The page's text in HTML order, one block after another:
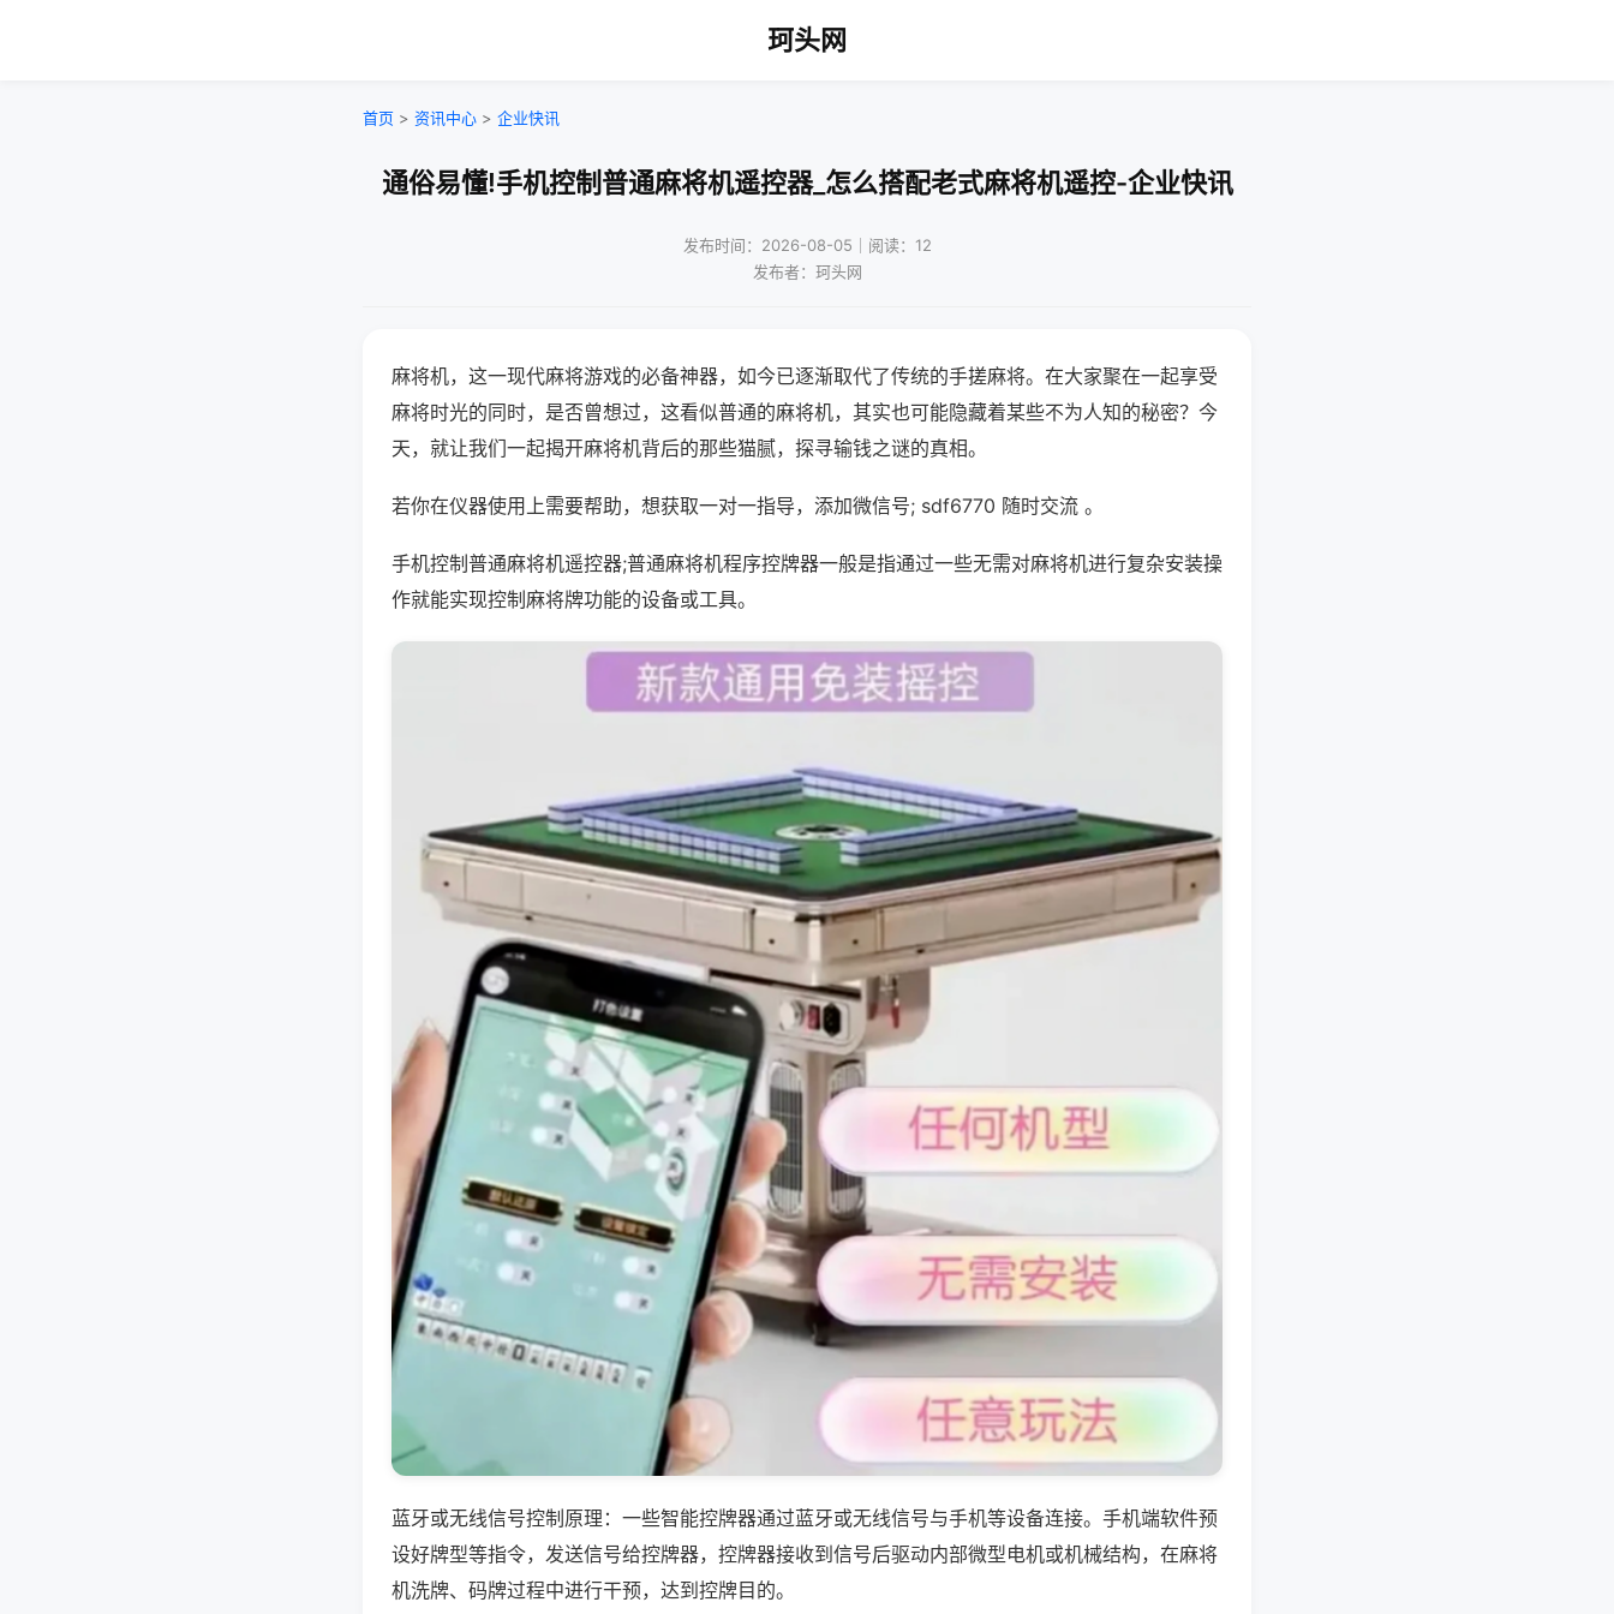
珂头网
首页 > 资讯中心 > 企业快讯
通俗易懂!手机控制普通麻将机遥控器_怎么搭配老式麻将机遥控-企业快讯
发布时间：2026-08-05｜阅读：12
发布者：珂头网
麻将机，这一现代麻将游戏的必备神器，如今已逐渐取代了传统的手搓麻将。在大家聚在一起享受
麻将时光的同时，是否曾想过，这看似普通的麻将机，其实也可能隐藏着某些不为人知的秘密？今
天，就让我们一起揭开麻将机背后的那些猫腻，探寻输钱之谜的真相。
若你在仪器使用上需要帮助，想获取一对一指导，添加微信号; sdf6770 随时交流 。
手机控制普通麻将机遥控器;普通麻将机程序控牌器一般是指通过一些无需对麻将机进行复杂安装操
作就能实现控制麻将牌功能的设备或工具。
蓝牙或无线信号控制原理：一些智能控牌器通过蓝牙或无线信号与手机等设备连接。手机端软件预
设好牌型等指令，发送信号给控牌器，控牌器接收到信号后驱动内部微型电机或机械结构，在麻将
机洗牌、码牌过程中进行干预，达到控牌目的。